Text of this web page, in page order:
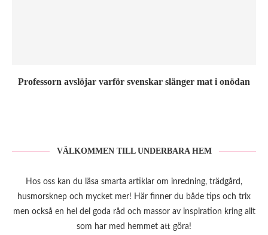
Professorn avslöjar varför svenskar slänger mat i onödan
VÄLKOMMEN TILL UNDERBARA HEM
Hos oss kan du läsa smarta artiklar om inredning, trädgård,
husmorsknep och mycket mer! Här finner du både tips och trix
men också en hel del goda råd och massor av inspiration kring allt
som har med hemmet att göra!